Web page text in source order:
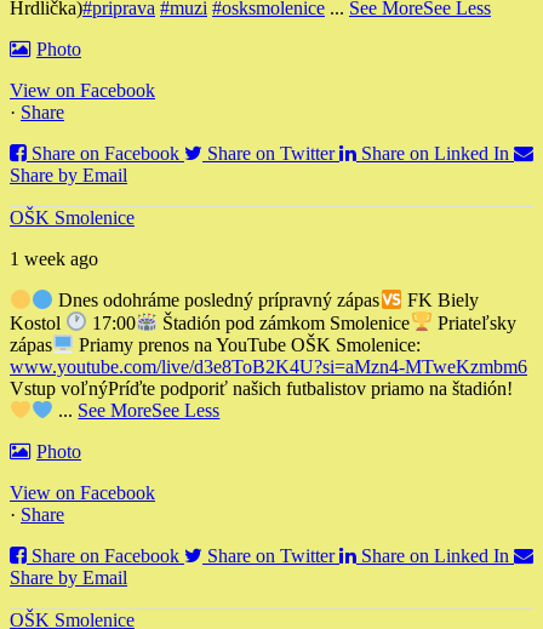
Hrdlička)#priprava #muzi #osksmolenice ... See MoreSee Less
Photo
View on Facebook
· Share
Share on Facebook
Share on Twitter
Share on Linked In
Share by Email
OŠK Smolenice
1 week ago
Dnes odohráme posledný prípravný zápas
FK Biely
Kostol
17:00 Štadión pod zámkom Smolenice
Priateľsky
zápas
Priamy prenos na YouTube OŠK Smolenice:
www.youtube.com/live/d3e8ToB2K4U?si=aMzn4-MTweKzmbm6
Vstup voľnýPríďte podporiť našich futbalistov priamo na štadión!
... See MoreSee Less
Photo
View on Facebook
· Share
Share on Facebook
Share on Twitter
Share on Linked In
Share by Email
OŠK Smolenice